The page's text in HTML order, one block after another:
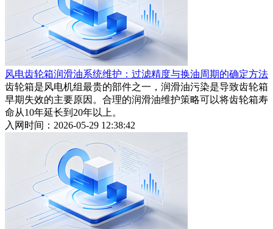
风电齿轮箱润滑油系统维护：过滤精度与换油周期的确定方法
齿轮箱是风电机组最贵的部件之一，润滑油污染是导致齿轮箱
早期失效的主要原因。合理的润滑油维护策略可以将齿轮箱寿
命从10年延长到20年以上。
入网时间：2026-05-29 12:38:42